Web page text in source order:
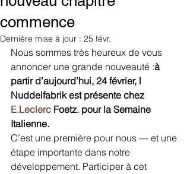
commence
Dernière mise à jour : 25 févr.
Nous sommes très heureux de vous
annoncer une grande nouveauté :à
partir d’aujourd’hui, 24 février, l
Nuddelfabrik est présente chez
E.Leclerc Foetz. pour la Semaine
Italienne.
C’est une première pour nous — et une
étape importante dans notre
développement. Participer à cet